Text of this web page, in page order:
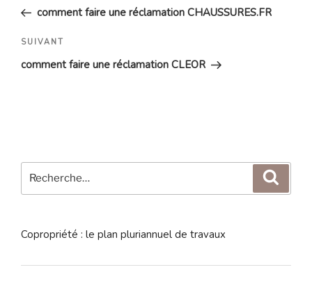
l’article
précédent
comment faire une réclamation CHAUSSURES.FR
Article
suivant
SUIVANT
comment faire une réclamation CLEOR
pour
Copropriété : le plan pluriannuel de travaux